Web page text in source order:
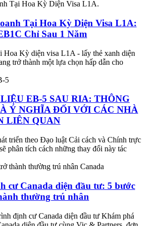
Tại Hoa Kỳ Diện Visa L1A:
Chỉ Sau 1 Năm
Hoa Kỳ diện visa L1A - lấy thẻ xanh diện
trở thành một lựa chọn hấp dẫn cho
EB-5 SAU RIA: THÔNG
Ý NGHĨA ĐỐI VỚI CÁC NHÀ
LIÊN QUAN
triển theo Đạo luật Cải cách và Chính trực
phân tích cách những thay đổi này tác
cư Canada diện đầu tư: 5 bước
thường trú nhân
định cư Canada diện đầu tư Khám phá